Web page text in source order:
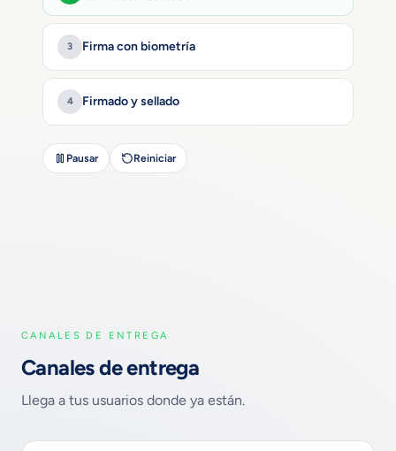
3 Firma con biometría
4 Firmado y sellado
Pausar Reiniciar
CANALES DE ENTREGA
Canales de entrega
Llega a tus usuarios donde ya están.